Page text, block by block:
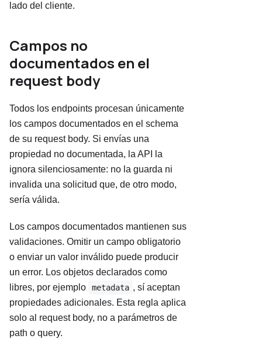
lado del cliente.
Campos no
documentados en el
request body
Todos los endpoints procesan únicamente
los campos documentados en el schema
de su request body. Si envías una
propiedad no documentada, la API la
ignora silenciosamente: no la guarda ni
invalida una solicitud que, de otro modo,
sería válida.
Los campos documentados mantienen sus
validaciones. Omitir un campo obligatorio
o enviar un valor inválido puede producir
un error. Los objetos declarados como
libres, por ejemplo
metadata , sí aceptan
propiedades adicionales. Esta regla aplica
solo al request body, no a parámetros de
path o query.